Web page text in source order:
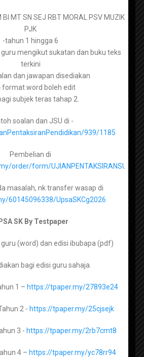
SOALAN
2025
Melayu Tingkatan 1 –
tpaper.my/mus4ch7b
2 –https://tpaper.my/2p8tve3h
3 –https://tpaper.my/yc2tyzz9
4 – https://tpaper.my/2p87vkj8
5 –https://tpaper.my/4mkdjub3
1 –https://tpaper.my/2p99b3ck
2 – https://tpaper.my/388cj94t
tpaper.my/35wu87k4
4 –https://tpaper.my/bdh5hdef
Inggeris Tingkatan 5 –
BI MT SN SEJ RBT MORAL PSV MUZIK
PJK
-tahun 1 hingga 6
mengikut sukatan dan buku teks
terkini
dan jawapan disediakan
format word boleh edit
subjek teras tahap 2.
soalan dan JSU di -
939/1185
Pembelian di
order/form/
masalah, nk transfer wasap di
60145096338/UpsaSKCg2026
SK By Testpaper
(word) dan edisi ibubapa (pdf)
bagi edisi guru sahaja.
1 – https://tpaper.my/27893e24
2 - https://tpaper.my/25cjsejk
3 - https://tpaper.my/2rb7cmt8
4 – https://tpaper.my/yc78rr94